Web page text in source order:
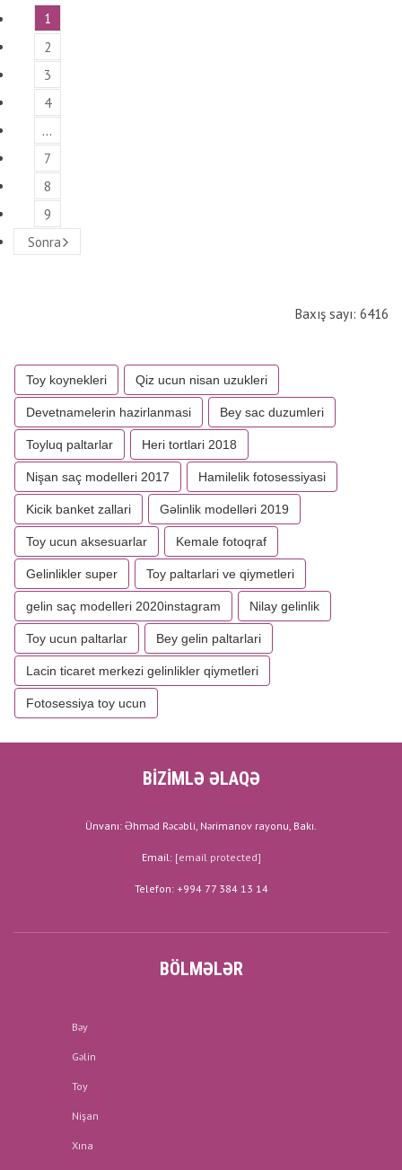
1
2
3
4
…
7
8
9
Sonra
Baxış sayı: 6416
Toy koynekleri Qiz ucun nisan uzukleri
Devetnamelerin hazirlanmasi Bey sac duzumleri
Toyluq paltarlar Heri tortlari 2018
Nişan saç modelleri 2017 Hamilelik fotosessiyasi
Kicik banket zallari Gəlinlik modelləri 2019
Toy ucun aksesuarlar Kemale fotoqraf
Gelinlikler super Toy paltarlari ve qiymetleri
gelin saç modelleri 2020instagram Nilay gelinlik
Toy ucun paltarlar Bey gelin paltarlari
Lacin ticaret merkezi gelinlikler qiymetleri
Fotosessiya toy ucun
BİZİMLƏ ƏLAQƏ
Ünvanı: Əhməd Rəcəbli, Nərimanov rayonu, Bakı.
Email: [email protected]
Telefon: +994 77 384 13 14
BÖLMƏLƏR
Bəy
Gəlin
Toy
Nişan
Xına